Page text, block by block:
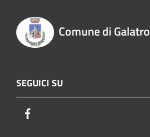
Comune di Galatro
SEGUICI SU